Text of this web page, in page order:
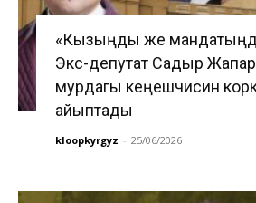
«Кызыңды же
Экс-депутат Садыр
мурдагы кеңешчисин
айыптады
kloopkyrgyz - 25/06/2026